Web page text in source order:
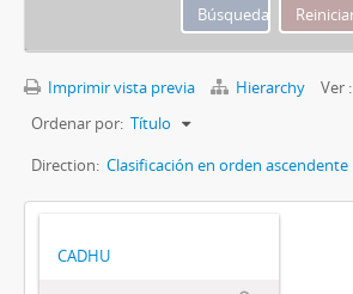
Imprimir vista previa Hierarchy
Ver :
Ordenar por: Título
Direction: Clasificación en orden ascendente
CADHU